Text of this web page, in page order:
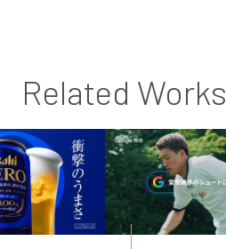
Related Works